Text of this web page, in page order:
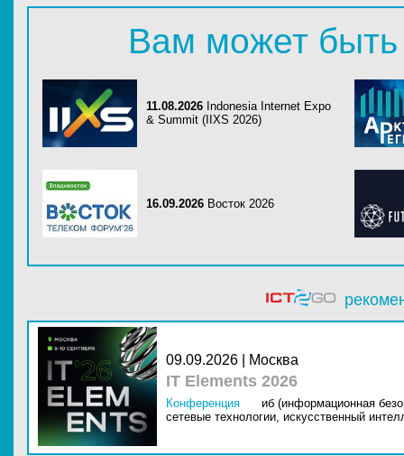
Вам может быть
11.08.2026 Indonesia Internet Expo
& Summit (IIXS 2026)
16.09.2026 Восток 2026
09.09.2026 | Москва
IT Elements 2026
Конференция
иб (информационная
сетевые технологии, искусственный